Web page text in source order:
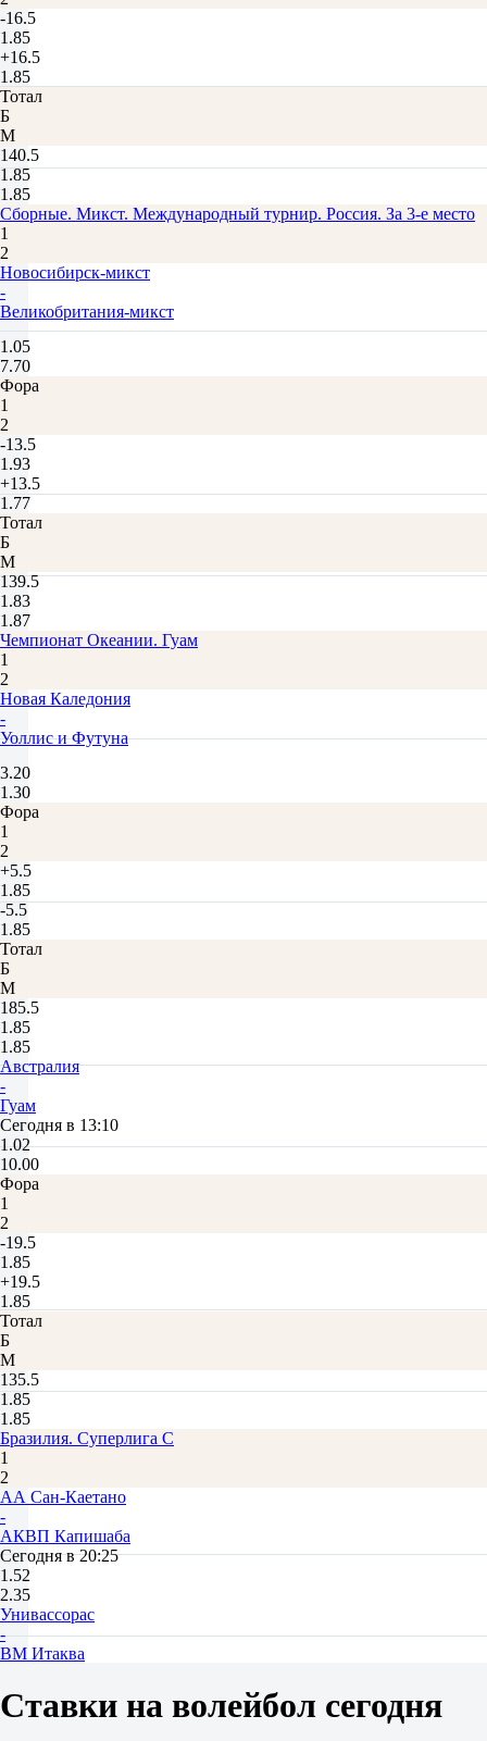
-16.5
1.85
+16.5
1.85
Тотал
Б
М
140.5
1.85
1.85
Сборные. Микст. Международный турнир. Россия. За 3-е место
1
2
Новосибирск-микст
-
Великобритания-микст
1.05
7.70
Фора
1
2
-13.5
1.93
+13.5
1.77
Тотал
Б
М
139.5
1.83
1.87
Чемпионат Океании. Гуам
1
2
Новая Каледония
-
Уоллис и Футуна
3.20
1.30
Фора
1
2
+5.5
1.85
-5.5
1.85
Тотал
Б
М
185.5
1.85
1.85
Австралия
-
Гуам
Сегодня в 13:10
1.02
10.00
Фора
1
2
-19.5
1.85
+19.5
1.85
Тотал
Б
М
135.5
1.85
1.85
Бразилия. Суперлига С
1
2
АА Сан-Каетано
-
АКВП Капишаба
Сегодня в 20:25
1.52
2.35
Унивассорас
-
ВМ Итаква
1.80
1.90
Ставки на волейбол сегодня